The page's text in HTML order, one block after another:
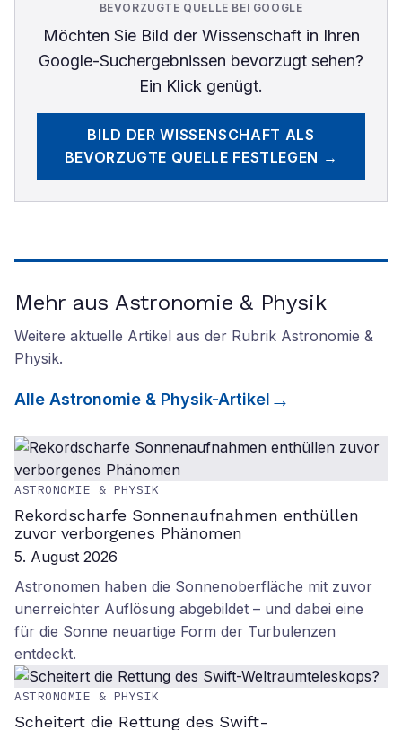
BEVORZUGTE QUELLE BEI GOOGLE
Möchten Sie Bild der Wissenschaftin Ihren
Google-Suchergebnissen bevorzugt sehen?
Ein Klick genügt.
BILD DER WISSENSCHAFT ALS
BEVORZUGTE QUELLE FESTLEGEN →
Mehr aus Astronomie & Physik
Weitere aktuelle Artikel aus der Rubrik Astronomie &
Physik.
Alle Astronomie & Physik-Artikel
ASTRONOMIE & PHYSIK
Rekordscharfe Sonnenaufnahmen enthüllen
zuvor verborgenes Phänomen
5. August 2026
Astronomen haben die Sonnenoberfläche mit zuvor
unerreichter Auflösung abgebildet – und dabei eine
für die Sonne neuartige Form der Turbulenzen
entdeckt.
ASTRONOMIE & PHYSIK
Scheitert die Rettung des Swift-